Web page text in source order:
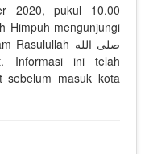
2020, pukul 10.00
Himpuh mengunjungi
Rasulullah صلى الله
ini telah
sebelum masuk kota